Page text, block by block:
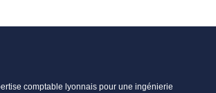
comptable lyonnais pour une ingénierie